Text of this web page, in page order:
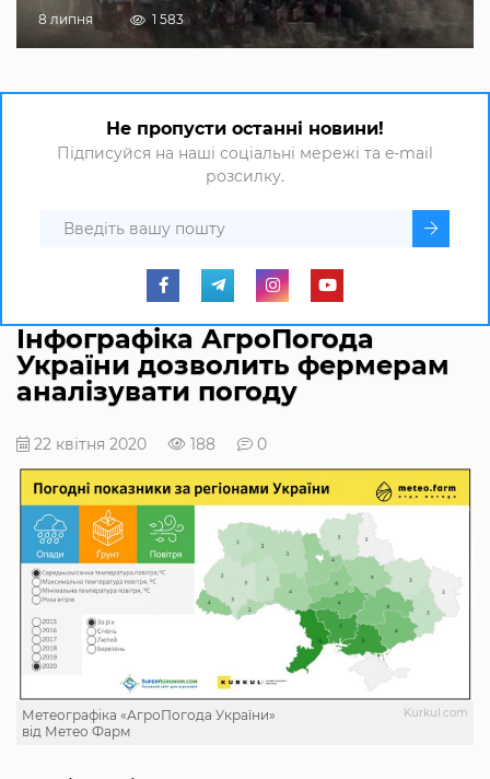
8 липня 1 583
Не пропусти останні новини!
Підписуйся на наші соціальні мережі та e-mail
розсилку.
Інфографіка АгроПогода
України дозволить фермерам
аналізувати погоду
22 квітня 2020 188 0
Kurkul.com
Метеографіка «АгроПогода України»
від Метео Фарм